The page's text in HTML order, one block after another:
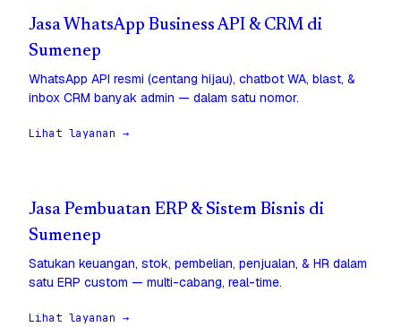
Jasa WhatsApp Business API & CRM di
Sumenep
WhatsApp API resmi (centang hijau), chatbot WA, blast, &
inbox CRM banyak admin — dalam satu nomor.
Lihat layanan →
Jasa Pembuatan ERP & Sistem Bisnis di
Sumenep
Satukan keuangan, stok, pembelian, penjualan, & HR dalam
satu ERP custom — multi-cabang, real-time.
Lihat layanan →